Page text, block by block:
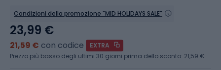
Condizioni della promozione "MID HOLIDAYS SALE"
23,99 €
21,59 € con codice
EXTRA
Prezzo più basso degli ultimi 30 giorni prima dello sconto: 21,59 €